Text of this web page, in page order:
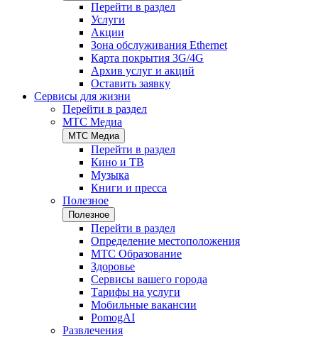
Перейти в раздел
Услуги
Акции
Зона обслуживания Ethernet
Карта покрытия 3G/4G
Архив услуг и акций
Оставить заявку
Сервисы для жизни
Перейти в раздел
МТС Медиа
МТС Медиа
Перейти в раздел
Кино и ТВ
Музыка
Книги и пресса
Полезное
Полезное
Перейти в раздел
Определение местоположения
МТС Образование
Здоровье
Сервисы вашего города
Тарифы на услуги
Мобильные вакансии
PomogAI
Развлечения